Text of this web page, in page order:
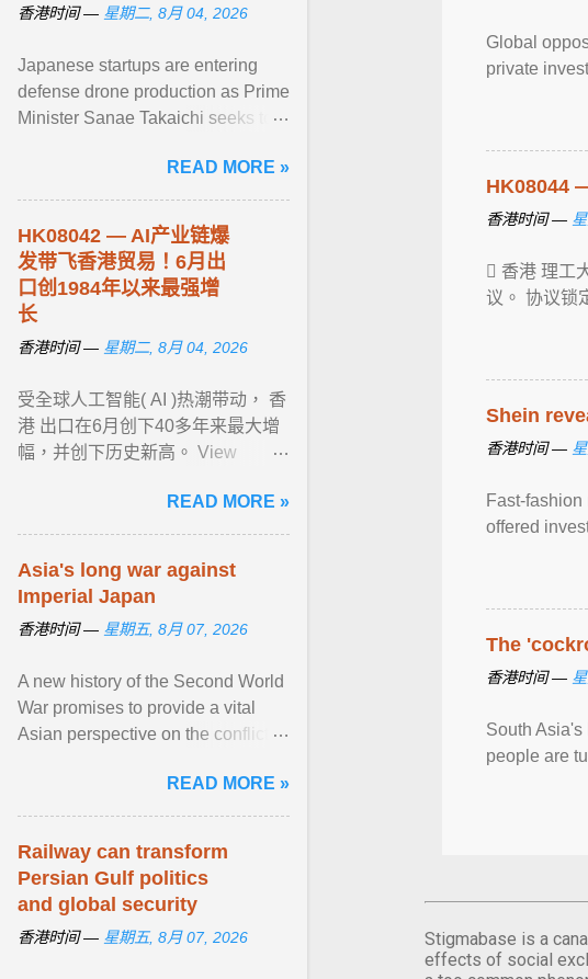
Global
private
HK08044
香港时间 —
 香港 理工
议。 协议锁
Shein
香港时间 —
Fast-
offered
The
香港时间 —
South
people are
Stigmabase is a
effects of social
香港时间 — 星期二, 8月 04, 2026
Japanese startups are entering
defense drone production as Prime
Minister Sanae Takaichi seeks to
expand ... View article...READ MORE »
HK08042 — AI产业链爆
发带飞香港贸易！6月出
口创1984年以来最强增
长
香港时间 — 星期二, 8月 04, 2026
受全球人工智能( AI )热潮带动， 香
港 出口在6月创下40多年来最大增
幅，并创下历史新高。 View
READ MORE »
Asia's long war against
Imperial Japan
香港时间 — 星期五, 8月 07, 2026
A new history of the Second World
War promises to provide a vital
Asian perspective on the conflict,
events into a ... View article...
READ MORE »
Railway can transform
Persian Gulf politics
and global security
香港时间 — 星期五, 8月 07, 2026